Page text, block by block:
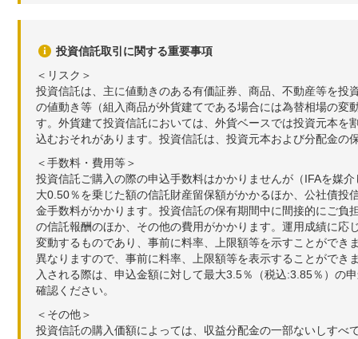
投資信託取引に関する重要事項
＜リスク＞
投資信託は、主に値動きのある有価証券、商品、不動産等を
の値動き等（組入商品が外貨建てである場合には為替相場の
す。外貨建て投資信託においては、外貨ベースでは投資元本
込むおそれがあります。投資信託は、投資元本および分配金の
＜手数料・費用等＞
投資信託ご購入の際の申込手数料はかかりませんが（IFAを媒
大0.50％を乗じた額の信託財産留保額がかかるほか、公社債
金手数料がかかります。投資信託の保有期間中に間接的にご
の信託報酬のほか、その他の費用がかかります。運用成績に
変動するものであり、事前に料率、上限額等を示すことがで
異なりますので、事前に料率、上限額等を表示することがで
入される際は、申込金額に対して最大3.5％（税込:3.85％）の
確認ください。
＜その他＞
投資信託の購入価額によっては、収益分配金の一部ないしす